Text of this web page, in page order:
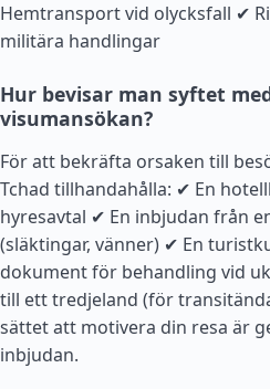
Hemtransport vid olycksfall ✔
militära handlingar
Hur bevisar man syftet
visumansökan?
För att bekräfta orsaken till
Tchad tillhandahålla: ✔ En
hyresavtal ✔ En inbjudan från
(släktingar, vänner) ✔ En
dokument för behandling vid
till ett tredjeland (för
sättet att motivera din resa är
inbjudan.